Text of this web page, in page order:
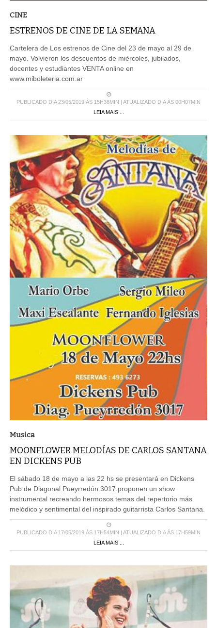
CINE
ESTRENOS DE CINE DE LA SEMANA
Cartelera de Los estrenos de Cine del 23 de mayo al 29 de
mayo. Volvieron los descuentos de miércoles, jubilados,
docentes y estudiantes VENTA online en
www.miboleteria.com.ar
PUBLICADO DIA 23/05/2019 ÀS 15H38MIN | ATUALIZADO DIA ÀS 00H07MIN
LEIA MAIS ...
Musica
MOONFLOWER MELODÍAS DE CARLOS SANTANA
EN DICKENS PUB
El sábado 18 de mayo a las 22 hs se presentará en Dickens
Pub de Diagonal Pueyrredón 3017.proponen un show
instrumental recreando hermosos temas del repertorio más
melódico y sentimental del inspirado guitarrista Carlos Santana.
PUBLICADO DIA 17/05/2019 ÀS 17H54MIN | ATUALIZADO DIA ÀS 17H59MIN
LEIA MAIS ...